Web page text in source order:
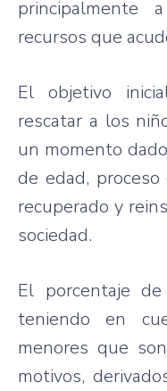
principalmente
recursos que
El objetivo
rescatar a los
un momento
de edad,
recuperado y
sociedad.
El porcentaje
teniendo en
menores que
motivos,